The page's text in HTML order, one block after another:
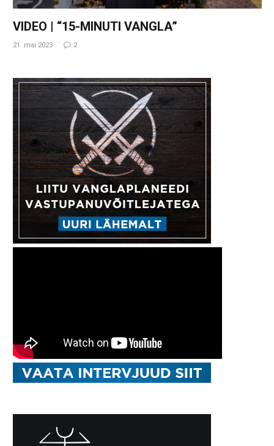
VIDEO | “15-MINUTI VANGLA”
21. mai 2023 2